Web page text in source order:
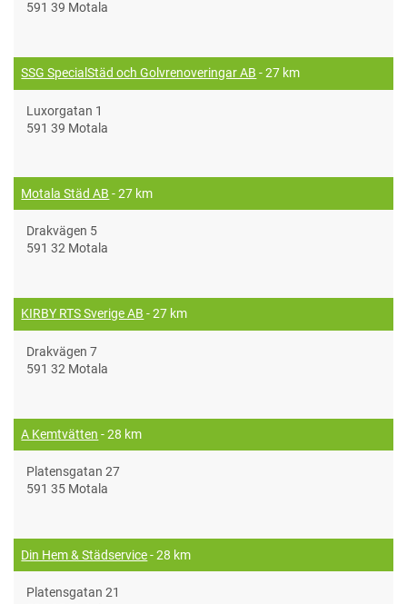
591 39 Motala
SSG SpecialStäd och Golvrenoveringar AB - 27 km
Luxorgatan 1
591 39 Motala
Motala Städ AB - 27 km
Drakvägen 5
591 32 Motala
KIRBY RTS Sverige AB - 27 km
Drakvägen 7
591 32 Motala
A Kemtvätten - 28 km
Platensgatan 27
591 35 Motala
Din Hem & Städservice- 28 km
Platensgatan 21